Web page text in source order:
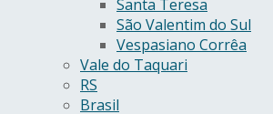
Santa Teresa
São Valentim do Sul
Vespasiano Corrêa
Vale do Taquari
RS
Brasil